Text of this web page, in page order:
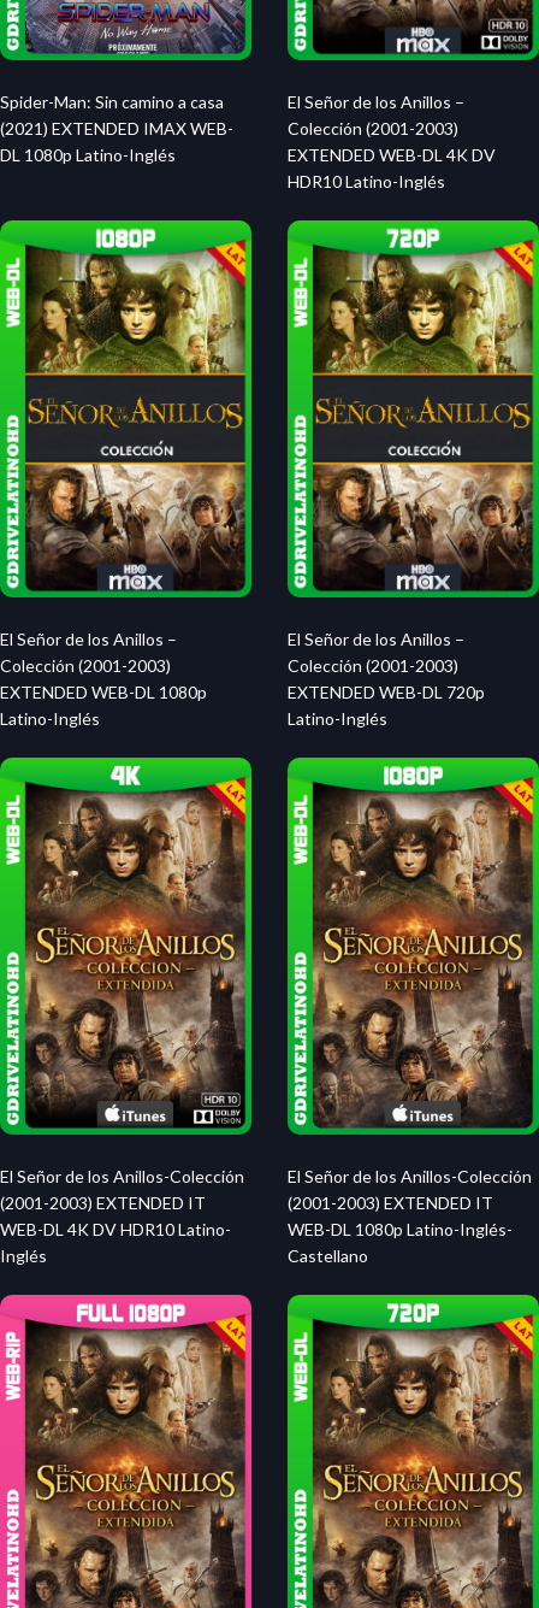
Spider-Man: Sin camino a casa
(2021) EXTENDED IMAX WEB-
DL 1080p Latino-Inglés
El Señor de los Anillos –
Colección (2001-2003)
EXTENDED WEB-DL 4K DV
HDR10 Latino-Inglés
El Señor de los Anillos –
Colección (2001-2003)
EXTENDED WEB-DL 1080p
Latino-Inglés
El Señor de los Anillos –
Colección (2001-2003)
EXTENDED WEB-DL 720p
Latino-Inglés
El Señor de los Anillos-Colección
(2001-2003) EXTENDED IT
WEB-DL 4K DV HDR10 Latino-
Inglés
El Señor de los Anillos-Colección
(2001-2003) EXTENDED IT
WEB-DL 1080p Latino-Inglés-
Castellano